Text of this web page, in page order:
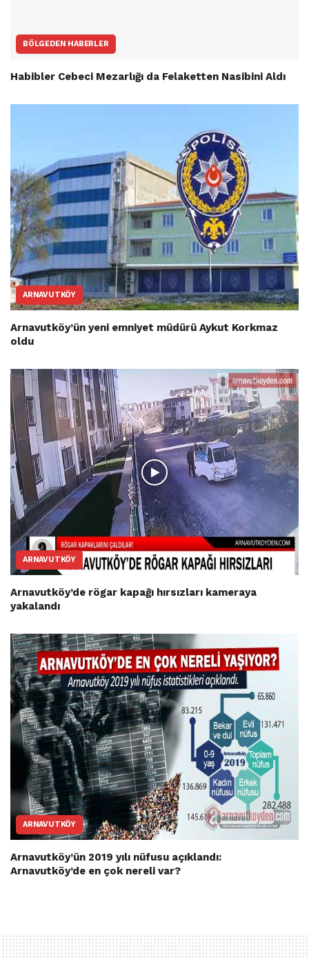
BÖLGEDEN HABERLER
Habibler Cebeci Mezarlığı da Felaketten Nasibini Aldı
ARNAVUTKÖY
Arnavutköy’ün yeni emniyet müdürü Aykut Korkmaz
oldu
ARNAVUTKÖY
Arnavutköy’de rögar kapağı hırsızları kameraya
yakalandı
ARNAVUTKÖY
Arnavutköy’ün 2019 yılı nüfusu açıklandı:
Arnavutköy’de en çok nereli var?